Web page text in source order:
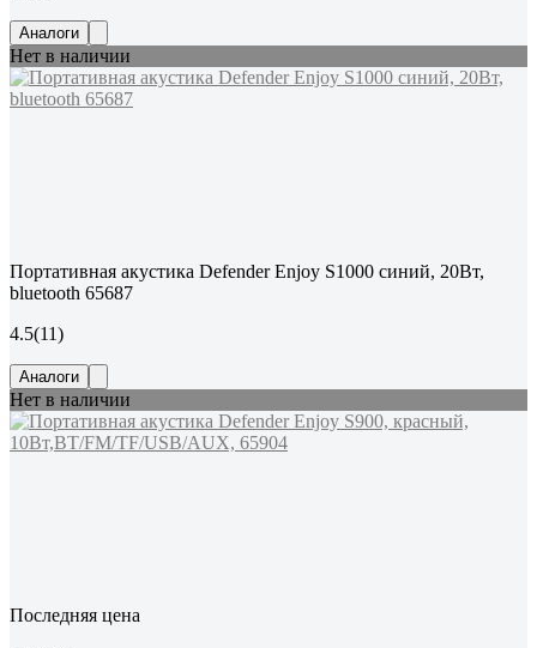
Аналоги
Нет в наличии
Портативная акустика Defender Enjoy S1000 синий, 20Вт,
bluetooth 65687
4.5(11)
Аналоги
Нет в наличии
Последняя цена